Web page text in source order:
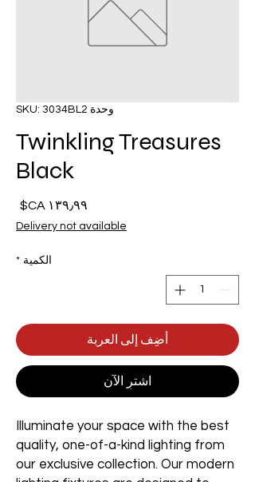
وحدة SKU: 3034BL2
Twinkling Treasures
Black
Delivery not available
الكمية *
أضِف إلى العربة
اشترِ الآن
Illuminate your space with the best
quality, one-of-a-kind lighting from
our exclusive collection. Our modern